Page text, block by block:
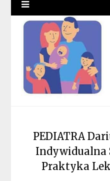
PEDIATRA
Indywidualna
Praktyka